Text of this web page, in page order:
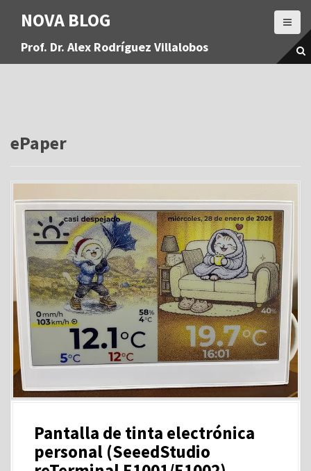
a
NOVA BLOG
Prof. Dr. Alex Rodríguez Villalobos
ePaper
Pantalla de tinta electrónica
personal (SeeedStudio